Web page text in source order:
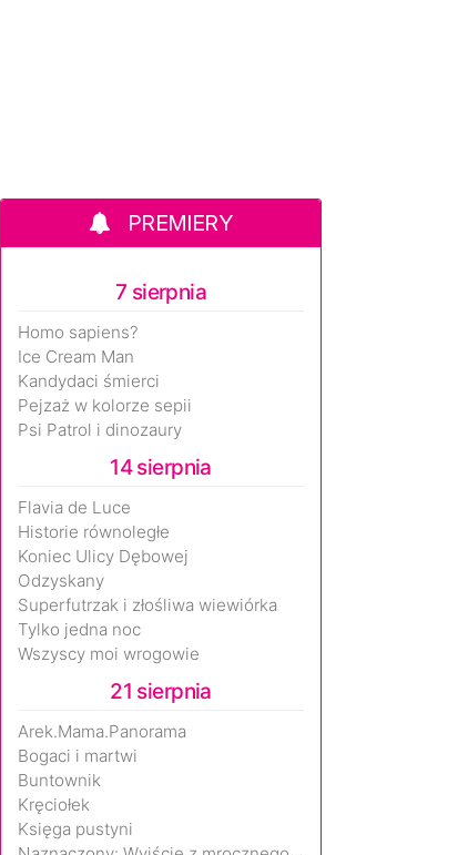
PREMIERY
7 sierpnia
Homo sapiens?
Ice Cream Man
Kandydaci śmierci
Pejzaż w kolorze sepii
Psi Patrol i dinozaury
14 sierpnia
Flavia de Luce
Historie równoległe
Koniec Ulicy Dębowej
Odzyskany
Superfutrzak i złośliwa wiewiórka
Tylko jedna noc
Wszyscy moi wrogowie
21 sierpnia
Arek.Mama.Panorama
Bogaci i martwi
Buntownik
Kręciołek
Księga pustyni